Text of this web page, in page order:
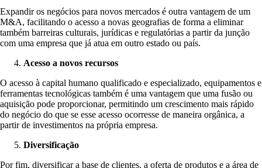
Expandir os negócios para novos mercados é outra vantagem de um
M&A, facilitando o acesso a novas geografias de forma a eliminar
também barreiras culturais, jurídicas e regulatórias a partir da junção
com uma empresa que já atua em outro estado ou país.
Acesso a novos recursos
O acesso à capital humano qualificado e especializado, equipamentos e
ferramentas tecnológicas também é uma vantagem que uma fusão ou
aquisição pode proporcionar, permitindo um crescimento mais rápido
do negócio do que se esse acesso ocorresse de maneira orgânica, a
partir de investimentos na própria empresa.
Diversificação
Por fim, diversificar a base de clientes, a oferta de produtos e a área de